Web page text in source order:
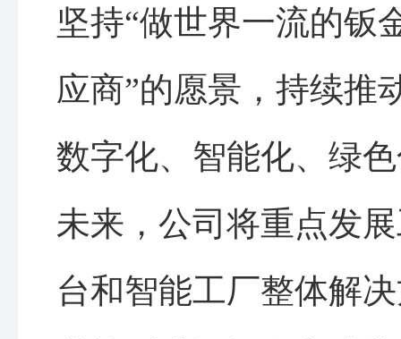
坚持“做世界一流的钣
应商”的愿景，持续推
数字化、智能化、绿
未来，公司将重点发
台和智能工厂整体解